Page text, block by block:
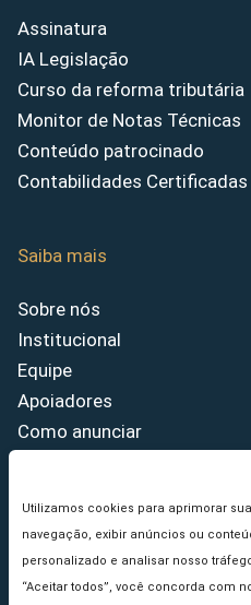
Utilizamos cookies para aprimorar
navegação, exibir anúncios ou
personalizado e analisar nosso
“Aceitar todos”, você concorda com
Assinatura
IA Legislação
Curso da reforma tributária
Monitor de Notas Técnicas
Conteúdo patrocinado
Contabilidades Certificadas
Saiba mais
Sobre nós
Institucional
Equipe
Apoiadores
Como anunciar
Princípios Editoriais